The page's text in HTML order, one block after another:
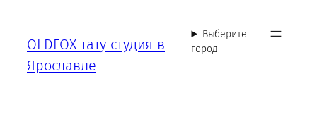
содержимому
OLDFOX тату студия в
Ярославле
Выберите
город